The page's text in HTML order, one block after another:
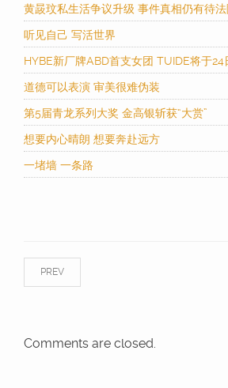
黄晸玟私生活争议升级 事件真相仍有待
听见自己 写活世界
HYBE新厂牌ABD首支女团 TUIDE将于24
道德可以表演 审美很难伪装
第5届青龙系列大奖 金高银斩获“大赏”
想要内心晴朗 想要奔赴远方
一堵墙 一条路
PREV
Comments are closed.